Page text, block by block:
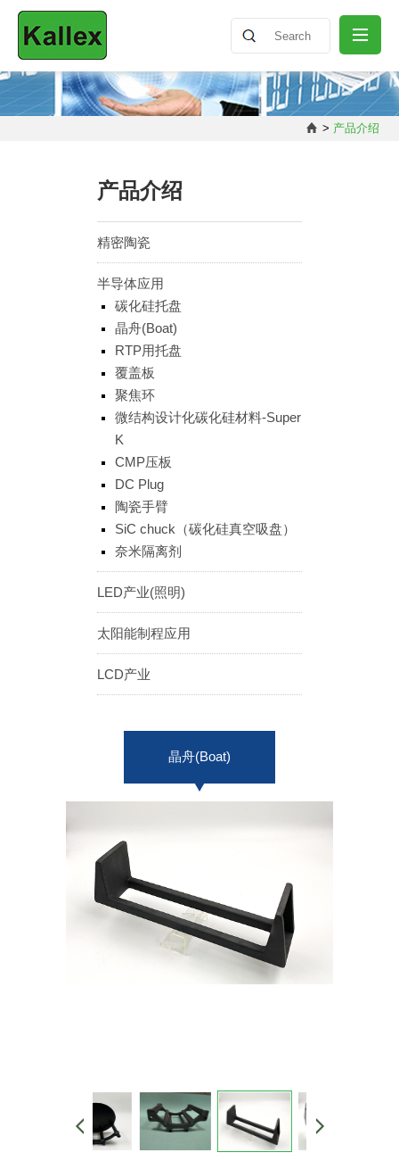
公司介绍
产品介绍
知识分享
联络我们
ENGLISH 日本語
簡中
> 产品介绍
产品介绍
精密陶瓷
半导体应用
碳化硅托盘
晶舟(Boat)
RTP用托盘
覆盖板
聚焦环
微结构设计化碳化硅材料-Super
K
CMP压板
DC Plug
陶瓷手臂
SiC chuck（碳化硅真空吸盘）
奈米隔离剂
LED产业(照明)
太阳能制程应用
LCD产业
晶舟(Boat)